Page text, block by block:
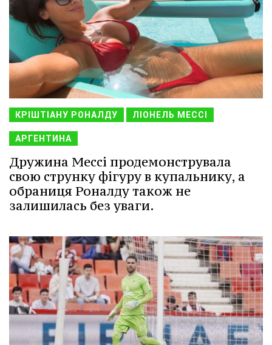
КРІШТІАНУ РОНАЛДУ ЛІОНЕЛЬ МЕССІ
АРГЕНТИНА
Дружина Мессі продемонструвала
свою струнку фігуру в купальнику, а
обраниця Роналду також не
залишилась без уваги.